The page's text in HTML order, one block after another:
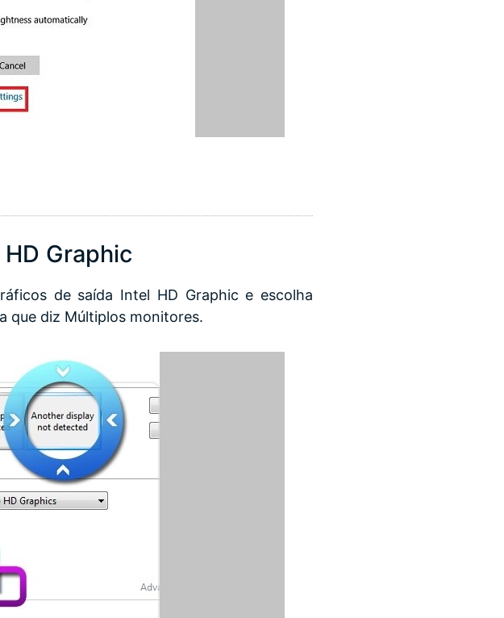
Graphic
de saída Intel HD Graphic e escolha
que diz Múltiplos monitores.